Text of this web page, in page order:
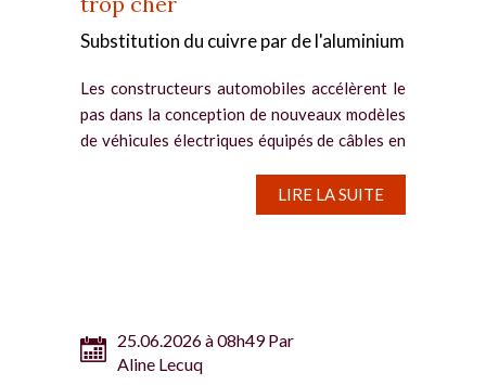
Substitution du cuivre par de l'aluminium
Les constructeurs automobiles accélèrent le
pas dans la conception de nouveaux modèles
de véhicules électriques équipés de câbles en
plus cher que le métal léger, qui représente un
LIRE LA SUITE
25.06.2026 à 08h49 Par
Aline Lecuq